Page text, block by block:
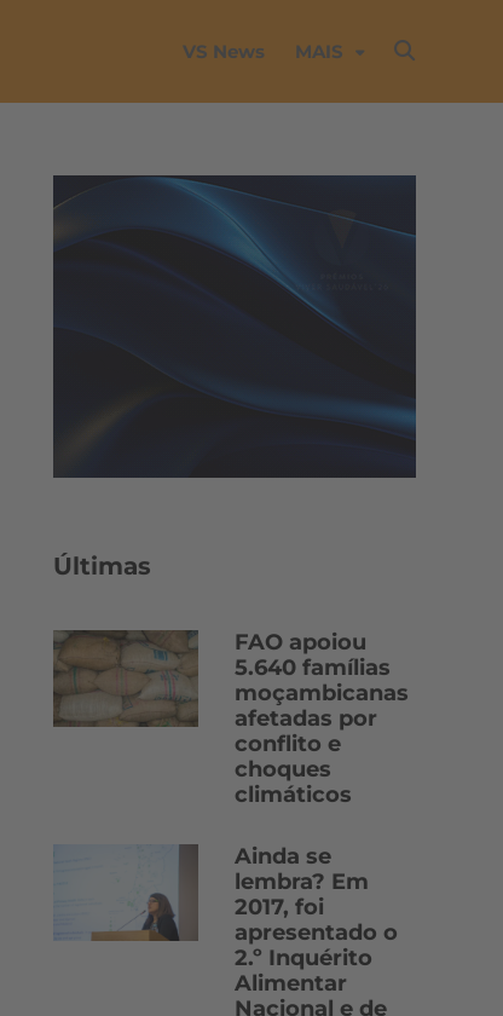
VS News MAIS
Últimas
FAO apoiou
5.640 famílias
moçambicanas
afetadas por
conflito e
choques
climáticos
Ainda se
lembra? Em
2017, foi
apresentado o
2.º Inquérito
Alimentar
Nacional e de